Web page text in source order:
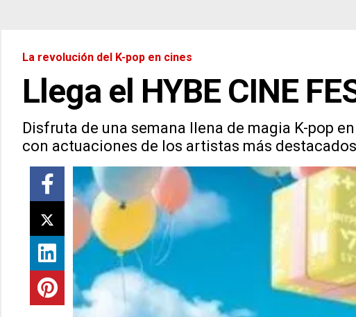
La revolución del K-pop en cines
Llega el HYBE CINE
Disfruta de una semana llena de magia K-pop
con actuaciones de los artistas más destacados